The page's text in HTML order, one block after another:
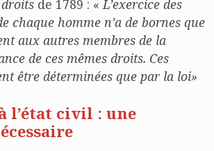
de 1789 : «L’exercice des
chaque homme n’a de bornes que
aux autres membres de la
de ces mêmes droits. Ces
être déterminées que par la loi»
l’état civil : une